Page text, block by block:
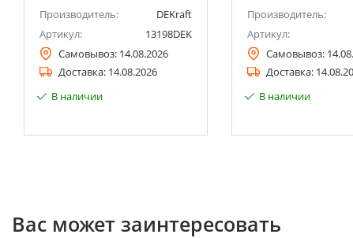
Производитель:
DEKraft
Артикул:
13198DEK
Самовывоз: 14.08.2026
Доставка: 14.08.2026
В наличии
Производитель:
Артикул:
Самовывоз:
Доставка:
В наличии
Вас может заинтересовать